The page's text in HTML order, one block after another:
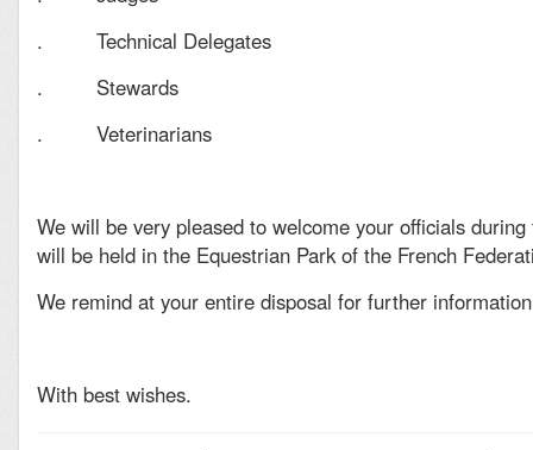
. Technical Delegates
. Stewards
. Veterinarians
We will be very pleased to welcome your officials
will be held in the Equestrian Park of the French
We remind at your entire disposal for further
With best wishes.